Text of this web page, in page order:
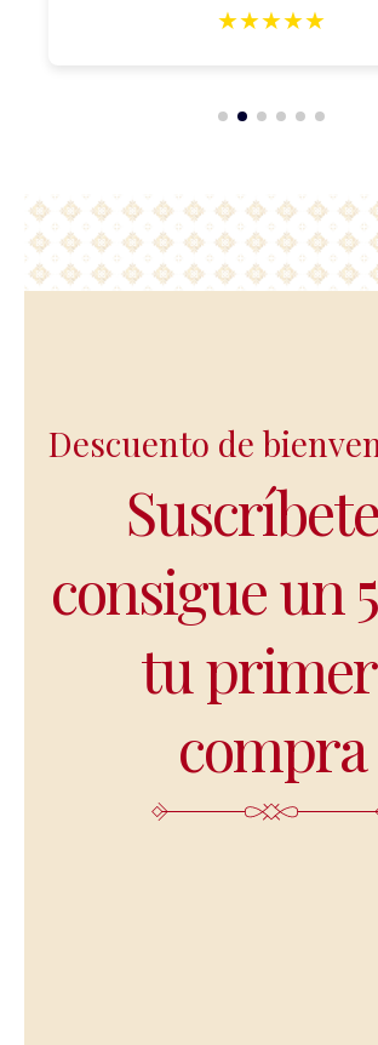
★★★★★
Descuento de
consigue un
tu
compra